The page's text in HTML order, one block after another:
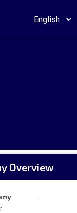
Overview
-